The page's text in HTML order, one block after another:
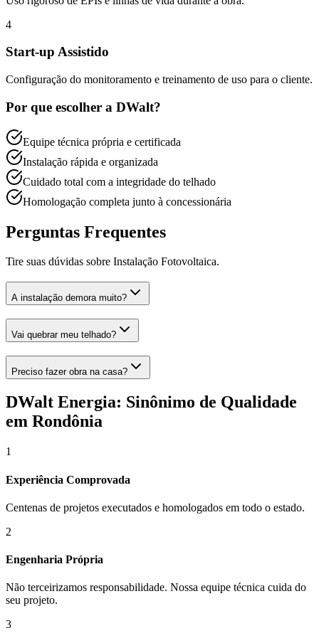
4
Start-up Assistido
Configuração do monitoramento e treinamento de uso para o cliente.
Por que escolher a DWalt?
Equipe técnica própria e certificada
Instalação rápida e organizada
Cuidado total com a integridade do telhado
Homologação completa junto à concessionária
Perguntas Frequentes
Tire suas dúvidas sobre Instalação Fotovoltaica.
A instalação demora muito?
Vai quebrar meu telhado?
Preciso fazer obra na casa?
DWalt Energia: Sinônimo de Qualidade
em Rondônia
1
Experiência Comprovada
Centenas de projetos executados e homologados em todo o estado.
2
Engenharia Própria
Não terceirizamos responsabilidade. Nossa equipe técnica cuida do
seu projeto.
3